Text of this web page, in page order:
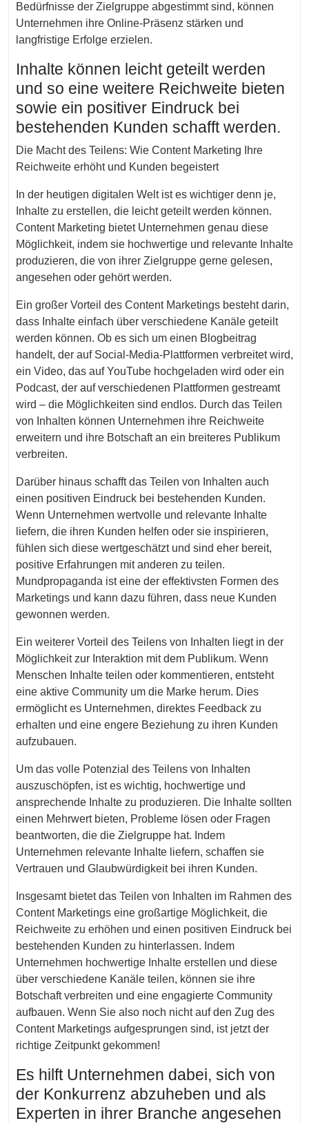
Bedürfnisse der Zielgruppe abgestimmt sind, können
Unternehmen ihre Online-Präsenz stärken und
langfristige Erfolge erzielen.
Inhalte können leicht geteilt werden
und so eine weitere Reichweite bieten
sowie ein positiver Eindruck bei
bestehenden Kunden schafft werden.
Die Macht des Teilens: Wie Content Marketing Ihre
Reichweite erhöht und Kunden begeistert
In der heutigen digitalen Welt ist es wichtiger denn je,
Inhalte zu erstellen, die leicht geteilt werden können.
Content Marketing bietet Unternehmen genau diese
Möglichkeit, indem sie hochwertige und relevante Inhalte
produzieren, die von ihrer Zielgruppe gerne gelesen,
angesehen oder gehört werden.
Ein großer Vorteil des Content Marketings besteht darin,
dass Inhalte einfach über verschiedene Kanäle geteilt
werden können. Ob es sich um einen Blogbeitrag
handelt, der auf Social-Media-Plattformen verbreitet wird,
ein Video, das auf YouTube hochgeladen wird oder ein
Podcast, der auf verschiedenen Plattformen gestreamt
wird – die Möglichkeiten sind endlos. Durch das Teilen
von Inhalten können Unternehmen ihre Reichweite
erweitern und ihre Botschaft an ein breiteres Publikum
verbreiten.
Darüber hinaus schafft das Teilen von Inhalten auch
einen positiven Eindruck bei bestehenden Kunden.
Wenn Unternehmen wertvolle und relevante Inhalte
liefern, die ihren Kunden helfen oder sie inspirieren,
fühlen sich diese wertgeschätzt und sind eher bereit,
positive Erfahrungen mit anderen zu teilen.
Mundpropaganda ist eine der effektivsten Formen des
Marketings und kann dazu führen, dass neue Kunden
gewonnen werden.
Ein weiterer Vorteil des Teilens von Inhalten liegt in der
Möglichkeit zur Interaktion mit dem Publikum. Wenn
Menschen Inhalte teilen oder kommentieren, entsteht
eine aktive Community um die Marke herum. Dies
ermöglicht es Unternehmen, direktes Feedback zu
erhalten und eine engere Beziehung zu ihren Kunden
aufzubauen.
Um das volle Potenzial des Teilens von Inhalten
auszuschöpfen, ist es wichtig, hochwertige und
ansprechende Inhalte zu produzieren. Die Inhalte sollten
einen Mehrwert bieten, Probleme lösen oder Fragen
beantworten, die die Zielgruppe hat. Indem
Unternehmen relevante Inhalte liefern, schaffen sie
Vertrauen und Glaubwürdigkeit bei ihren Kunden.
Insgesamt bietet das Teilen von Inhalten im Rahmen des
Content Marketings eine großartige Möglichkeit, die
Reichweite zu erhöhen und einen positiven Eindruck bei
bestehenden Kunden zu hinterlassen. Indem
Unternehmen hochwertige Inhalte erstellen und diese
über verschiedene Kanäle teilen, können sie ihre
Botschaft verbreiten und eine engagierte Community
aufbauen. Wenn Sie also noch nicht auf den Zug des
Content Marketings aufgesprungen sind, ist jetzt der
richtige Zeitpunkt gekommen!
Es hilft Unternehmen dabei, sich von
der Konkurrenz abzuheben und als
Experten in ihrer Branche angesehen